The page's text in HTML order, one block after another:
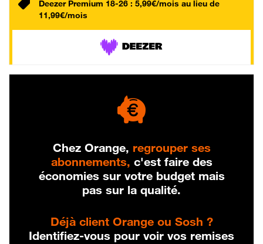
Deezer Premium 18-26 : 5,99€/mois au lieu de
11,99€/mois
Chez Orange, regrouper ses
abonnements, c'est faire des
économies sur votre budget mais
pas sur la qualité.
Déjà client Orange ou Sosh ?
Identifiez-vous pour voir vos remises